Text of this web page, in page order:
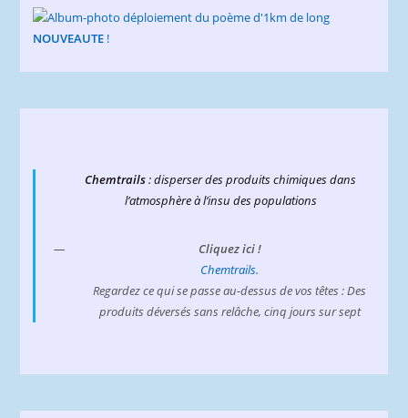
NOUVEAUTE !
Chemtrails: disperser des produits chimiques dans
l’atmosphère à l’insu des populations
Cliquez ici !
Chemtrails.
Regardez ce qui se passe au-dessus de vos têtes : Des
produits déversés sans relâche, cinq jours sur sept